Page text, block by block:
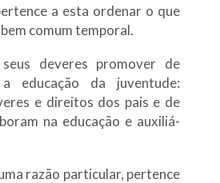
a esta ordenar o que
comum temporal.
deveres promover de
educação da juventude:
e direitos dos pais e de
na educação e auxiliá-
razão particular, pertence